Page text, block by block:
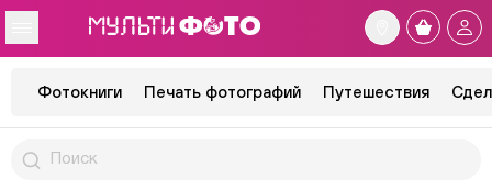
Фотокниги Печать фотографий Путешествия